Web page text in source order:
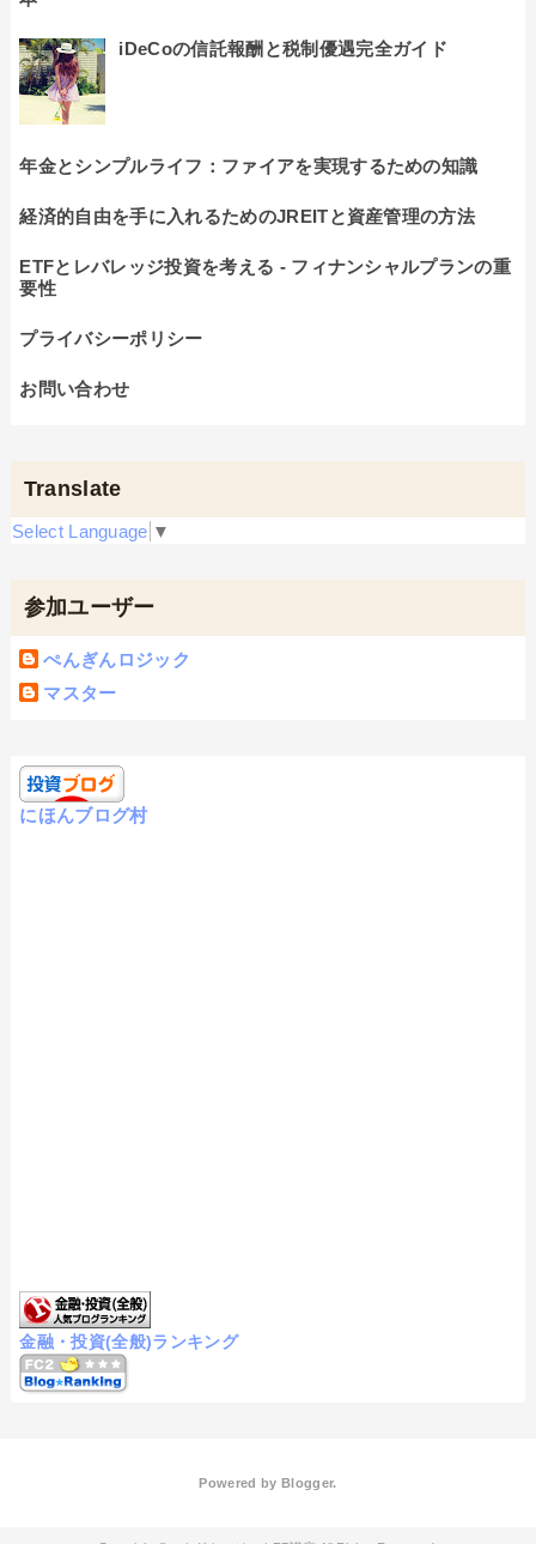
iDeCoの信託報酬と税制優遇完全ガイド
年金とシンプルライフ：ファイアを実現するための知識
経済的自由を手に入れるためのJREITと資産管理の方法
ETFとレバレッジ投資を考える - フィナンシャルプランの重
要性
プライバシーポリシー
お問い合わせ
Translate
Select Language ▼
参加ユーザー
ぺんぎんロジック
マスター
にほんブログ村
金融・投資(全般)ランキング
Powered by Blogger.